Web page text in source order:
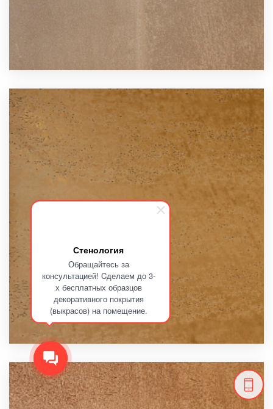
Стенология
Обращайтесь за
консультацией! Cделаем до 3-
х бесплатных образцов
декоративного покрытия
(выкрасов) на помещение.